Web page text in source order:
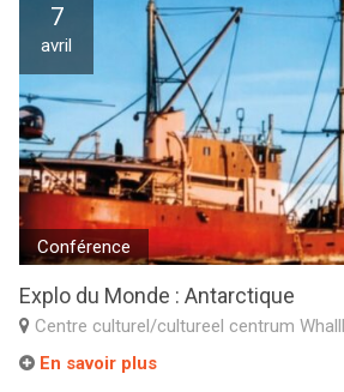
7
avril
Conférence
Explo du Monde : Antarctique
Centre culturel/cultureel centrum Whalll
En savoir plus